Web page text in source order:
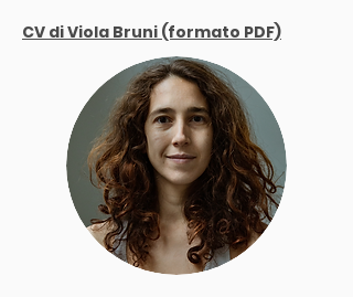
CV di Viola Bruni (formato PDF)